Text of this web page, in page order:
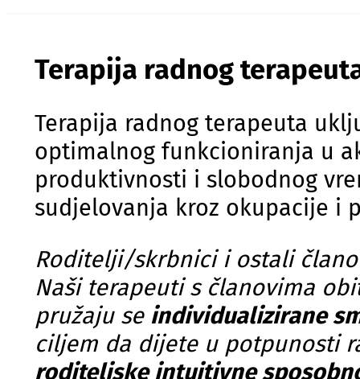
Terapija radnog
Terapija radnog terapeuta
optimalnog funkcioniranja u
produktivnosti i slobodnog
sudjelovanja kroz okupacije i
Roditelji/skrbnici i ostali
Naši terapeuti s članovima
pružaju se individualizirane
ciljem da dijete u potpunosti
roditeljske intuitivne